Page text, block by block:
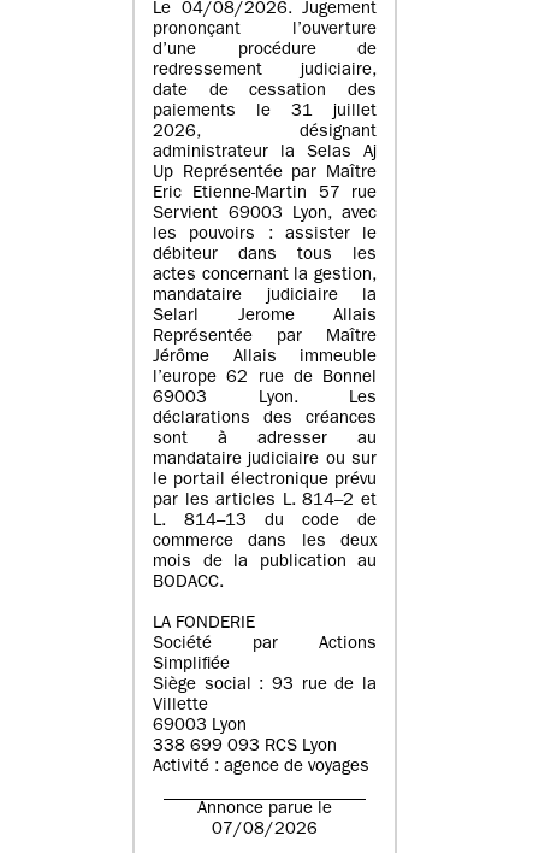
Le 04/08/2026. Jugement
prononçant l’ouverture
d’une procédure de
redressement judiciaire,
date de cessation des
paiements le 31 juillet
2026, désignant
administrateur la Selas Aj
Up Représentée par Maître
Eric Etienne-Martin 57 rue
Servient 69003 Lyon, avec
les pouvoirs : assister le
débiteur dans tous les
actes concernant la gestion,
mandataire judiciaire la
Selarl Jerome Allais
Représentée par Maître
Jérôme Allais immeuble
l’europe 62 rue de Bonnel
69003 Lyon. Les
déclarations des créances
sont à adresser au
mandataire judiciaire ou sur
le portail électronique prévu
par les articles L. 814–2 et
L. 814–13 du code de
commerce dans les deux
mois de la publication au
BODACC.
LA FONDERIE
Société par Actions
Simplifiée
Siège social : 93 rue de la
Villette
69003 Lyon
338 699 093 RCS Lyon
Activité : agence de voyages
Annonce parue le
07/08/2026